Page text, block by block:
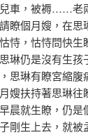
車，被褥……老
個月嫂，在思
恃，怙恃問快生
仍是沒有生孩
思琳有瞭宮縮
嫂扶持著思琳往
就生瞭，仍是
剛生上去，就被